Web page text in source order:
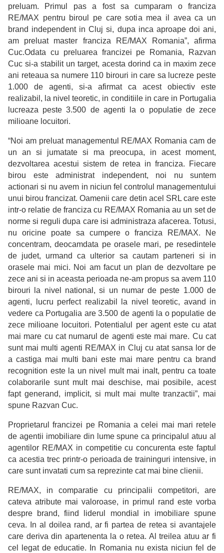
preluam. Primul pas a fost sa cumparam o franciza
RE/MAX pentru biroul pe care sotia mea il avea ca un
brand independent in Cluj si, dupa inca aproape doi ani,
am preluat master franciza RE/MAX Romania”, afirma
Cuc.Odata cu preluarea francizei pe Romania, Razvan
Cuc si-a stabilit un target, acesta dorind ca in maxim zece
ani reteaua sa numere 110 birouri in care sa lucreze peste
1.000 de agenti, si-a afirmat ca acest obiectiv este
realizabil, la nivel teoretic, in conditiile in care in Portugalia
lucreaza peste 3.500 de agenti la o populatie de zece
milioane locuitori.
“Noi am preluat managementul RE/MAX Romania cam de
un an si jumatate si ma preocupa, in acest moment,
dezvoltarea acestui sistem de retea in franciza. Fiecare
birou este administrat independent, noi nu suntem
actionari si nu avem in niciun fel controlul managementului
unui birou francizat. Oamenii care detin acel SRL care este
intr-o relatie de franciza cu RE/MAX Romania au un set de
norme si reguli dupa care isi administraza afacerea. Totusi,
nu oricine poate sa cumpere o franciza RE/MAX. Ne
concentram, deocamdata pe orasele mari, pe resedintele
de judet, urmand ca ulterior sa cautam parteneri si in
orasele mai mici. Noi am facut un plan de dezvoltare pe
zece ani si in aceasta perioada ne-am propus sa avem 110
birouri la nivel national, si un numar de peste 1.000 de
agenti, lucru perfect realizabil la nivel teoretic, avand in
vedere ca Portugalia are 3.500 de agenti la o populatie de
zece milioane locuitori. Potentialul per agent este cu atat
mai mare cu cat numarul de agenti este mai mare. Cu cat
sunt mai multi agenti RE/MAX in Cluj cu atat sansa lor de
a castiga mai multi bani este mai mare pentru ca brand
recognition este la un nivel mult mai inalt, pentru ca toate
colaborarile sunt mult mai deschise, mai posibile, acest
fapt generand, implicit, si mult mai multe tranzactii”, mai
spune Razvan Cuc.
Proprietarul francizei pe Romania a celei mai mari retele
de agentii imobiliare din lume spune ca principalul atuu al
agentilor RE/MAX in competitie cu concurenta este faptul
ca acestia trec printr-o perioada de traininguri intensive, in
care sunt invatati cum sa reprezinte cat mai bine clienii.
RE/MAX, in comparatie cu principalii competitori, are
cateva atribute mai valoroase, in primul rand este vorba
despre brand, fiind liderul mondial in imobiliare spune
ceva. In al doilea rand, ar fi partea de retea si avantajele
care deriva din apartenenta la o retea. Al treilea atuu ar fi
cel legat de educatie. In Romania nu exista niciun fel de